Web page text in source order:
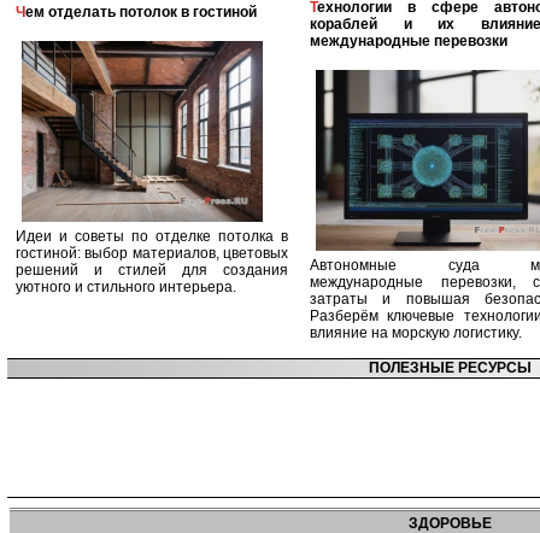
Чем отделать потолок в гостиной
Идеи и советы по отделке потолка в
гостиной: выбор материалов, цветовых
решений и стилей для создания
уютного и стильного интерьера.
Технологии в сфере автономных
кораблей и их
международные перевозки
Автономные суда
международные перевозки,
затраты и повышая
Разберём ключевые
влияние на морскую логистику.
ПОЛЕЗНЫЕ РЕСУРСЫ
ЗДОРОВЬЕ